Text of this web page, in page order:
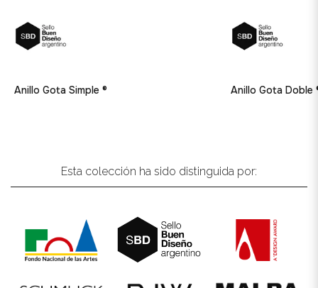
Anillo Gota Simple ® Anillo Gota Doble
Esta colección ha sido distinguida por: